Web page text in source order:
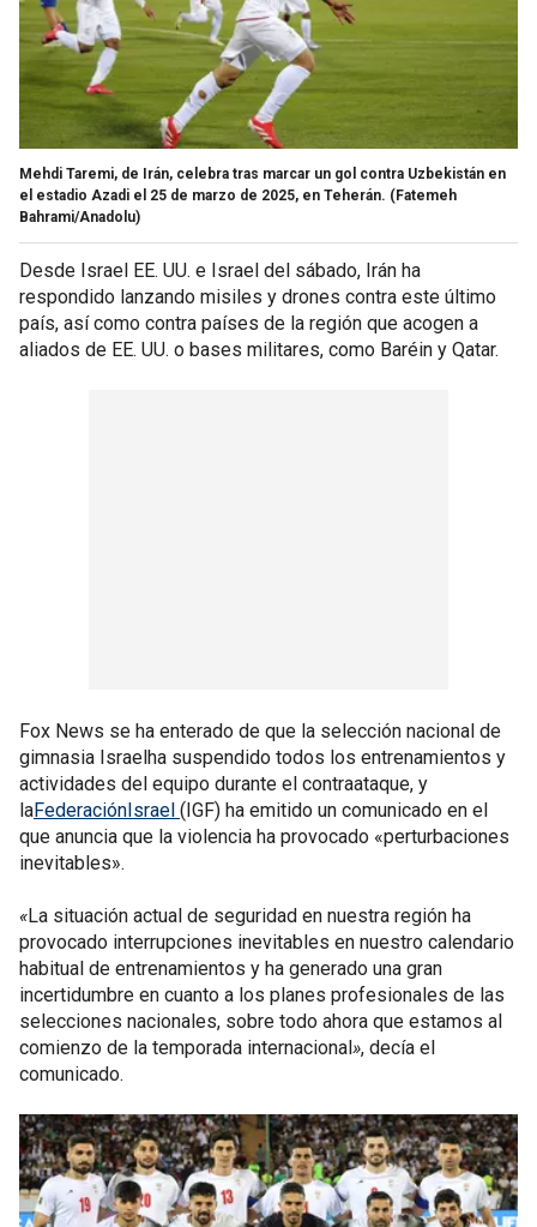
Mehdi Taremi, de Irán, celebra tras marcar un gol contra Uzbekistán en
el estadio Azadi el 25 de marzo de 2025, en Teherán. (Fatemeh
Bahrami/Anadolu)
Desde Israel EE. UU. e Israel del sábado, Irán ha
respondido lanzando misiles y drones contra este último
país, así como contra países de la región que acogen a
aliados de EE. UU. o bases militares, como Baréin y Qatar.
Fox News se ha enterado de que la selección nacional de
gimnasia Israelha suspendido todos los entrenamientos y
actividades del equipo durante el contraataque, y
laFederaciónIsrael (IGF) ha emitido un comunicado en el
que anuncia que la violencia ha provocado «perturbaciones
inevitables».
«La situación actual de seguridad en nuestra región ha
provocado interrupciones inevitables en nuestro calendario
habitual de entrenamientos y ha generado una gran
incertidumbre en cuanto a los planes profesionales de las
selecciones nacionales, sobre todo ahora que estamos al
comienzo de la temporada internacional», decía el
comunicado.